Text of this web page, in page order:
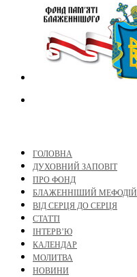
ГОЛОВНА
ДУХОВНИЙ ЗАПОВІТ
ПРО ФОНД
БЛАЖЕННІШИЙ МЕФОДІЙ
ВІД СЕРЦЯ ДО СЕРЦЯ
СТАТТІ
ІНТЕРВ’Ю
КАЛЕНДАР
МОЛИТВА
НОВИНИ